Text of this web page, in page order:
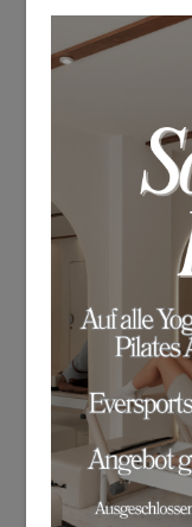
und Kinder und
Yoga mit anderen.
Im März 2024
Herzenswunsch
Yogastudio
Stetige
mir besonders
interessiert,
meine
davon
Meine
2018 konnte